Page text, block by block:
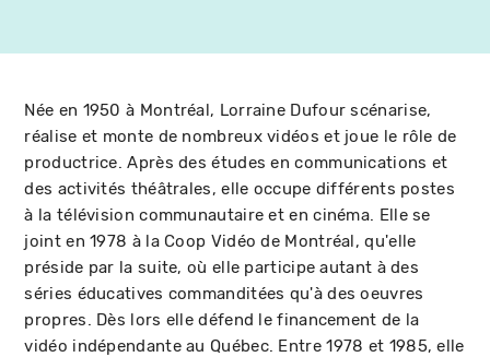
Née en 1950 à Montréal, Lorraine Dufour scénarise,
réalise et monte de nombreux vidéos et joue le rôle de
productrice. Après des études en communications et
des activités théâtrales, elle occupe différents postes
à la télévision communautaire et en cinéma. Elle se
joint en 1978 à la Coop Vidéo de Montréal, qu'elle
préside par la suite, où elle participe autant à des
séries éducatives commanditées qu'à des oeuvres
propres. Dès lors elle défend le financement de la
vidéo indépendante au Québec. Entre 1978 et 1985, elle